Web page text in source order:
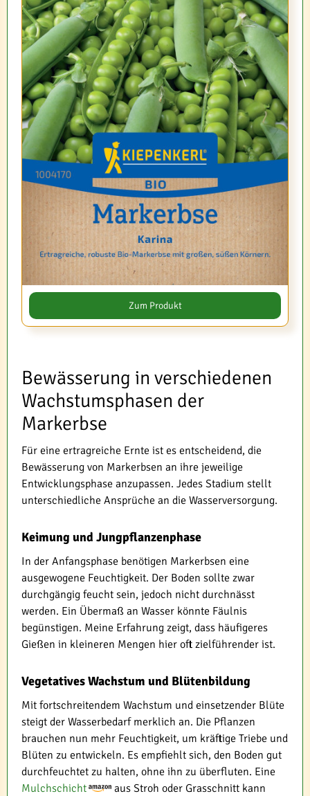
Zum Produkt
Bewässerung in verschiedenen
Wachstumsphasen der
Markerbse
Für eine ertragreiche Ernte ist es entscheidend, die
Bewässerung von Markerbsen an ihre jeweilige
Entwicklungsphase anzupassen. Jedes Stadium stellt
unterschiedliche Ansprüche an die Wasserversorgung.
Keimung und Jungpflanzenphase
In der Anfangsphase benötigen Markerbsen eine
ausgewogene Feuchtigkeit. Der Boden sollte zwar
durchgängig feucht sein, jedoch nicht durchnässt
werden. Ein Übermaß an Wasser könnte Fäulnis
begünstigen. Meine Erfahrung zeigt, dass häufigeres
Gießen in kleineren Mengen hier oft zielführender ist.
Vegetatives Wachstum und Blütenbildung
Mit fortschreitendem Wachstum und einsetzender Blüte
steigt der Wasserbedarf merklich an. Die Pflanzen
brauchen nun mehr Feuchtigkeit, um kräftige Triebe und
Blüten zu entwickeln. Es empfiehlt sich, den Boden gut
durchfeuchtet zu halten, ohne ihn zu überfluten. Eine
Mulchschicht
aus Stroh oder Grasschnitt kann